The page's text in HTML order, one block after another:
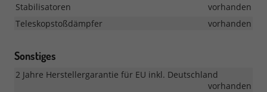
Stabilisatoren
vorhanden
Teleskopstoßdämpfer
vorhanden
Sonstiges
2 Jahre Herstellergarantie für EU inkl. Deutschland
vorhanden